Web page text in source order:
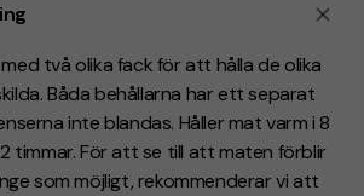
två olika fack för att hålla de olika
Båda behållarna har ett separat
inte blandas. Håller mat varm i 8
timmar. För att se till att maten förblir
som möjligt, rekommenderar vi att